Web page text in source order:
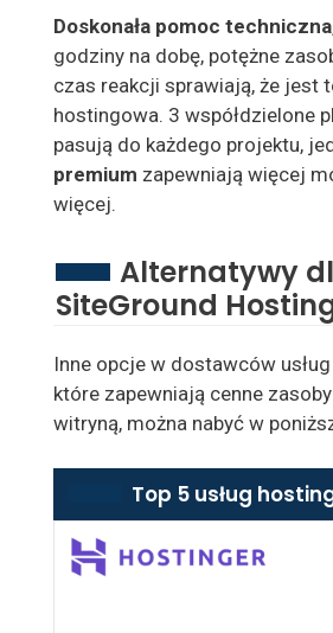
Doskonała pomoc techniczna
godziny na dobę, potężne
czas reakcji sprawiają, że jest
hostingowa. 3 współdzielone
pasują do każdego projektu,
premium zapewniają więcej
więcej.
Alternatywy
SiteGround
Inne opcje w dostawców
które zapewniają cenne
witryną, można nabyć w
Top 5 usług